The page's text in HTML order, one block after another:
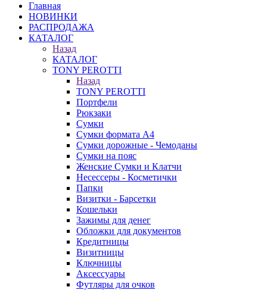
Главная
НОВИНКИ
РАСПРОДАЖА
КАТАЛОГ
Назад
КАТАЛОГ
TONY PEROTTI
Назад
TONY PEROTTI
Портфели
Рюкзаки
Сумки
Сумки формата А4
Сумки дорожные - Чемоданы
Сумки на пояс
Женские Сумки и Клатчи
Несессеры - Косметички
Папки
Визитки - Барсетки
Кошельки
Зажимы для денег
Обложки для документов
Кредитницы
Визитницы
Ключницы
Аксессуары
Футляры для очков